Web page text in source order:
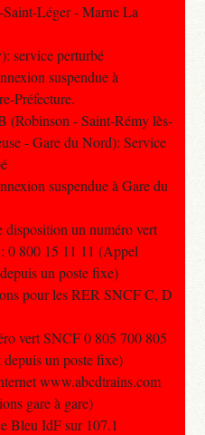
Léger - Marne La
service perturbé
suspendue à
Préfecture.
(Robinson - Saint-Rémy lès-
- Gare du Nord): Service
suspendue à Gare du
disposition un numéro vert
0 800 15 11 11 (Appel
un poste fixe)
pour les RER SNCF C, D
vert SNCF 0 805 700 805
un poste fixe)
www.abcdtrains.com
gare à gare)
Bleu IdF sur 107.1